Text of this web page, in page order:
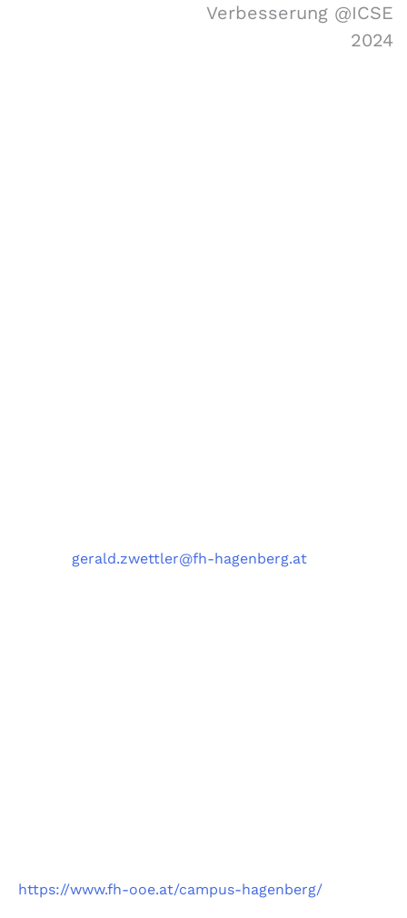
Verbesserung @ICSE
2024
gerald.zwettler@fh-hagenberg.at
https://www.fh-ooe.at/campus-hagenberg/